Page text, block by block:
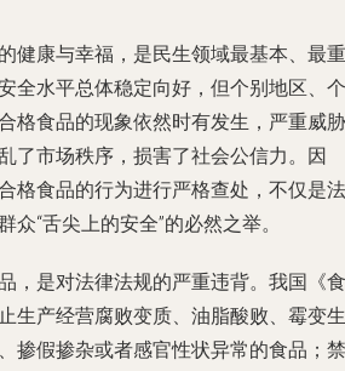
健康与幸福，是民生领域最基本、最重
全水平总体稳定向好，但个别地区、个
格食品的现象依然时有发生，严重威胁
了市场秩序，损害了社会公信力。因
格食品的行为进行严格查处，不仅是法
“舌尖上的安全”的必然之举。
，是对法律法规的严重违背。我国《食
生产经营腐败变质、油脂酸败、霉变生
掺假掺杂或者感官性状异常的食品；禁